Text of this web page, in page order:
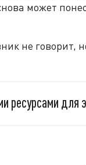
может
не говорит,
ресурсами для